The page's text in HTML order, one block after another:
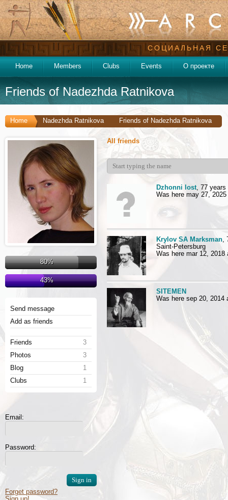
СОЦИАЛЬНАЯ
Home Members Clubs Events О проекте
Friends of Nadezhda Ratnikova
Home Nadezhda Ratnikova Friends of Nadezhda Ratnikova
80%
43%
Send message
Add as friends
3
Friends
3
Photos
1
Blog
1
Clubs
Email:
Password:
Forget password?
All friends
Dzhonni lost, 77 years
Was here may 27,
Krylov SA Marksman,
Saint-Petersburg
Was here mar 12, 2018
SITEMEN
Was here sep 20, 2014